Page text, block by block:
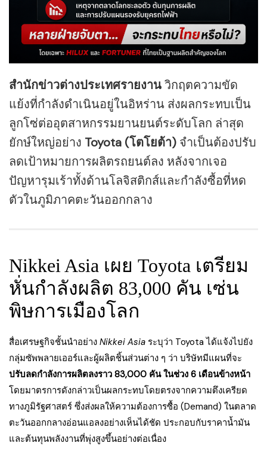
สำนักข่าวต่างประเทศรายงานวิกฤตความขัด
แย้งที่กำลังดำเนินอยู่ในอิหร่าน ส่งผลกระทบเป็น
ลูกโซ่ต่ออุตสาหกรรมยานยนต์ระดับโลก ล่าสุด
ยักษ์ใหญ่อย่าง Toyota (โตโยต้า) จำเป็นต้องปรับ
ลดเป้าหมายการผลิตรถยนต์ลง หลังจากเจอ
ปัญหารุมเร้าทั้งด้านโลจิสติกส์และกำลังซื้อที่หด
ตัวในภูมิภาคตะวันออกกลาง
Nikkei Asia เผย Toyota เตรียม
หั่นกำลังผลิต 83,000 คัน เซ่น
พิษการเมืองโลก
สื่อเศรษฐกิจชั้นนำอย่าง Nikkei Asia ระบุว่า Toyota ได้แจ้งไปยัง
กลุ่มซัพพลายเออร์และผู้ผลิตชิ้นส่วนต่าง ๆ ว่า บริษัทมีแผนที่จะ
ปรับลดกำลังการผลิตลงราว 83,000 คัน ในช่วง 6 เดือนข้างหน้า
โดยมาตรการดังกล่าวเป็นผลกระทบโดยตรงจากความตึงเครียด
ทางภูมิรัฐศาสตร์ ซึ่งส่งผลให้ความต้องการซื้อ (Demand) ในตลาด
ตะวันออกกลางอ่อนแอลงอย่างเห็นได้ชัด ประกอบกับราคาน้ำมัน
และต้นทุนพลังงานที่พุ่งสูงขึ้นอย่างต่อเนื่อง